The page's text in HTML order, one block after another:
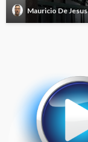
Mauricio De Jesus